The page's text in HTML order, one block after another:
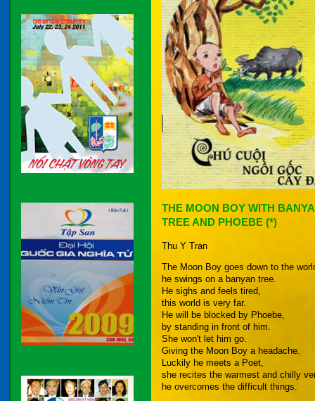
THE MOON BOY WITH
TREE AND PHOEBE (*)
Thu Y Tran
The Moon Boy goes down to the
he swings on a banyan tree.
He sighs and feels tired,
this world is very far.
He will be blocked by Phoebe,
by standing in front of him.
She won't let him go.
Giving the Moon Boy a headache.
Luckily he meets a Poet,
she recites the warmest and chilly
he overcomes the difficult things.